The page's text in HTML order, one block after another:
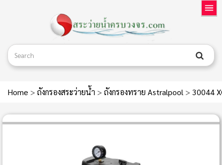
Home > ถังกรองสระว่ายน้ำ > ถังกรองทราย Astralpool > 30044